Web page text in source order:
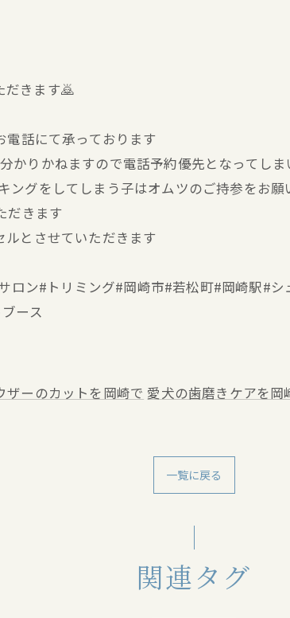
だきます🙇
話にて承っております
かりかねますので電話予約優先となってしま
グをしてしまう子はオムツのご持参をお願
だきます
とさせていただきます
ン#トリミング#岡崎市#若松町#岡崎駅#
ース
ザーのカットを岡崎で 愛犬の歯磨きケアを岡
一覧に戻る
関連タグ